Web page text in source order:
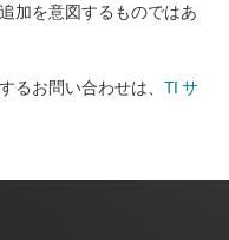
加を意図するものではあ
るお問い合わせは、 TI サ